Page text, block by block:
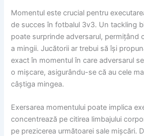
Momentul este crucial pentru
de succes în fotbalul 3v3. Un tackling
poate surprinde adversarul, permițând
a mingii. Jucătorii ar trebui să își
exact în momentul în care adversarul
o mișcare, asigurându-se că au cele
câștiga mingea.
Exersarea momentului poate implica
concentrează pe citirea limbajului
pe prezicerea următoarei sale mișcări.